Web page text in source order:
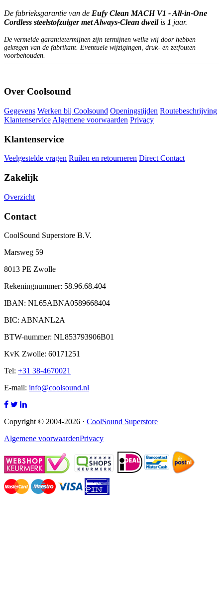
De fabrieksgarantie van de Eufy Clean MACH V1 - All-in-One
Cordless steelstofzuiger met Always-Clean dweilis 1 jaar.
De vermelde garantietermijnen zijn termijnen welke wij door hebben
gekregen van de fabrikant. Eventuele wijzigingen, druk- en zetfouten
voorbehouden.
Over Coolsound
Gegevens Werken bij Coolsound Openingstijden Routebeschrijving
Klantenservice Algemene voorwaarden Privacy
Klantenservice
Veelgestelde vragen Ruilen en retourneren Direct Contact
Zakelijk
Overzicht
Contact
CoolSound Superstore B.V.
Marsweg 59
8013 PE Zwolle
Rekeningnummer: 58.96.68.404
IBAN: NL65ABNA0589668404
BIC: ABNANL2A
BTW-nummer: NL853793906B01
KvK Zwolle: 60171251
Tel: +31 38-4670021
E-mail: info@coolsound.nl
Copyright © 2004-2026 · CoolSound Superstore
Algemene voorwaardenPrivacy